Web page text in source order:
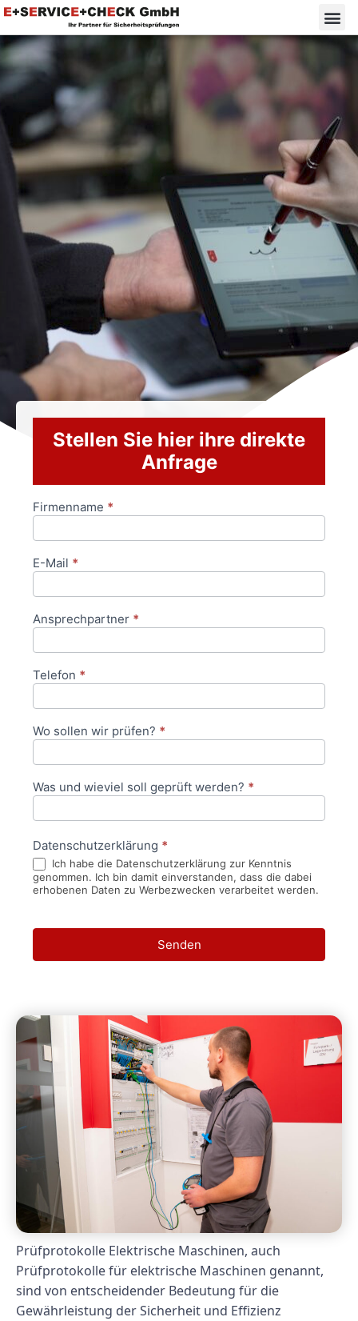
Stellen Sie hier ihre direkte
Anfrage
Anfrageformular
Firmenname *
E-Mail *
Ansprechpartner *
Telefon *
Wo sollen wir prüfen? *
Was und wieviel soll geprüft werden? *
Datenschutzerklärung *
Ich habe die Datenschutzerklärung zur Kenntnis
genommen. Ich bin damit einverstanden, dass die dabei
erhobenen Daten zu Werbezwecken verarbeitet werden.
Senden
Prüfprotokolle Elektrische Maschinen, auch
Prüfprotokolle für elektrische Maschinen genannt,
sind von entscheidender Bedeutung für die
Gewährleistung der Sicherheit und Effizienz